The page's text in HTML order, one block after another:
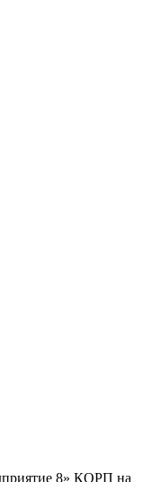
8» КОРП на